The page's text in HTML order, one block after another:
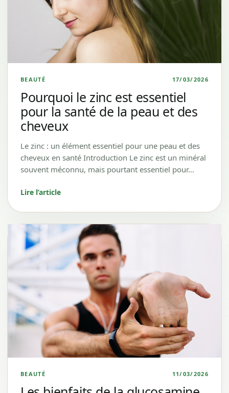
BEAUTÉ 17/03/2026
Pourquoi le zinc est essentiel
pour la santé de la peau et des
cheveux
Le zinc : un élément essentiel pour une peau et des
cheveux en santé Introduction Le zinc est un minéral
souvent méconnu, mais pourtant essentiel pour…
Lire l’article
BEAUTÉ 11/03/2026